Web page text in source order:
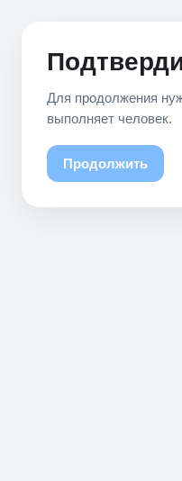
Для продолжения
выполняет человек.
Продолжить